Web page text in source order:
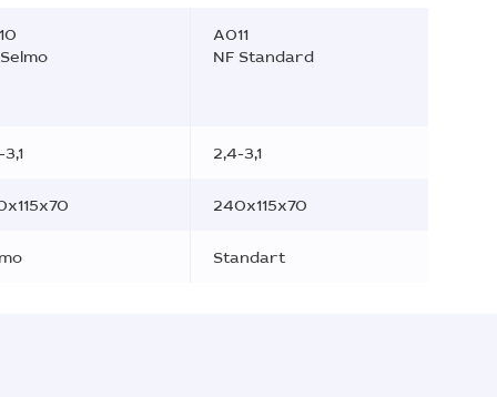
A011
NF Standard
2,4-3,1
240x115x70
Standart